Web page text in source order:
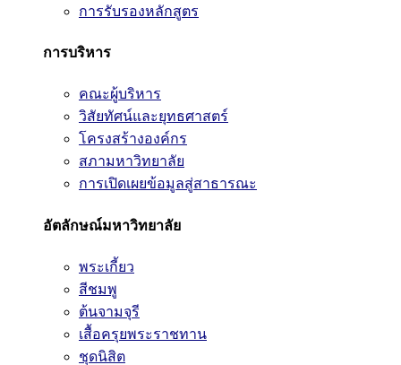
การรับรองหลักสูตร
การบริหาร
คณะผู้บริหาร
วิสัยทัศน์และยุทธศาสตร์
โครงสร้างองค์กร
สภามหาวิทยาลัย
การเปิดเผยข้อมูลสู่สาธารณะ
อัตลักษณ์มหาวิทยาลัย
พระเกี้ยว
สีชมพู
ต้นจามจุรี
เสื้อครุยพระราชทาน
ชุดนิสิต